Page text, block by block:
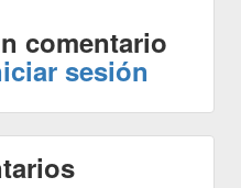
comentario
sesión